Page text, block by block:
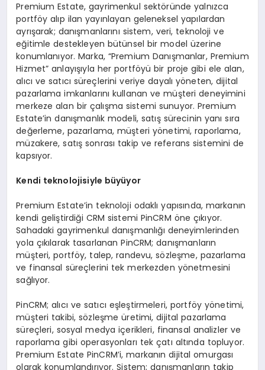
Premium Estate, gayrimenkul sektöründe yalnızca
portföy alıp ilan yayınlayan geleneksel yapılardan
ayrışarak; danışmanlarını sistem, veri, teknoloji ve
eğitimle destekleyen bütünsel bir model üzerine
konumlanıyor. Marka, “Premium Danışmanlar, Premium
Hizmet” anlayışıyla her portföyü bir proje gibi ele alan,
alıcı ve satıcı süreçlerini veriye dayalı yöneten, dijital
pazarlama imkanlarını kullanan ve müşteri deneyimini
merkeze alan bir çalışma sistemi sunuyor. Premium
Estate’in danışmanlık modeli, satış sürecinin yanı sıra
değerleme, pazarlama, müşteri yönetimi, raporlama,
müzakere, satış sonrası takip ve referans sistemini de
kapsıyor.
Kendi teknolojisiyle büyüyor
Premium Estate’in teknoloji odaklı yapısında, markanın
kendi geliştirdiği CRM sistemi PinCRM öne çıkıyor.
Sahadaki gayrimenkul danışmanlığı deneyimlerinden
yola çıkılarak tasarlanan PinCRM; danışmanların
müşteri, portföy, talep, randevu, sözleşme, pazarlama
ve finansal süreçlerini tek merkezden yönetmesini
sağlıyor.
PinCRM; alıcı ve satıcı eşleştirmeleri, portföy yönetimi,
müşteri takibi, sözleşme üretimi, dijital pazarlama
süreçleri, sosyal medya içerikleri, finansal analizler ve
raporlama gibi operasyonları tek çatı altında topluyor.
Premium Estate PinCRM’i, markanın dijital omurgası
olarak konumlandırıyor. Sistem; danışmanların takip